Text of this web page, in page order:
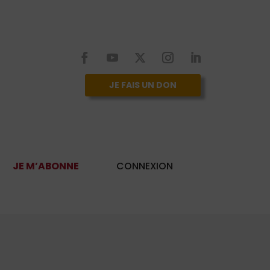
JE FAIS UN DON
JE M’ABONNE
CONNEXION